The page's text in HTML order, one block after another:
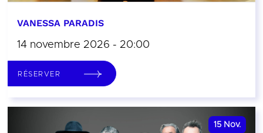
VANESSA PARADIS
14 novembre 2026 - 20:00
RÉSERVER
15 Nov.